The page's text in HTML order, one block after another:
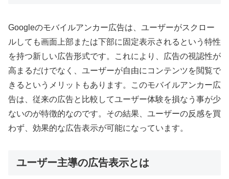
Googleのモバイルアンカー広告は、ユーザーがスクロー
ルしても画面上部または下部に固定表示されるという特性
を持つ新しい広告形式です。これにより、広告の視認性が
高まるだけでなく、ユーザーが自由にコンテンツを閲覧で
きるというメリットもあります。このモバイルアンカー広
告は、従来の広告と比較してユーザー体験を損なう事が少
ないのが特徴的なのです。その結果、ユーザーの反感を買
わず、効果的な広告表示が可能になっています。
ユーザー主導の広告表示とは